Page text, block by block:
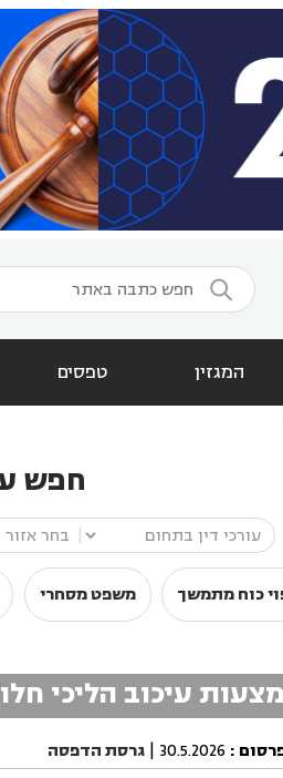

המגזין טפסים
חפש
כוח מתמשך משפט מסחרי
עיכוב הליכי
:
30.5.2026
| גרסת הדפסה